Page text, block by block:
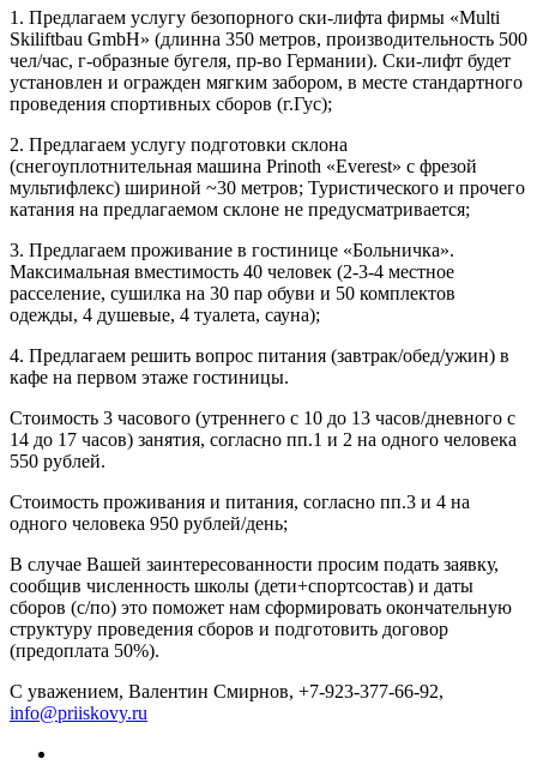
1. Предлагаем услугу безопорного ски-лифта фирмы «Multi
Skiliftbau GmbH» (длинна 350 метров, производительность 500
чел/час, г-образные бугеля, пр-во Германии). Ски-лифт будет
установлен и огражден мягким забором, в месте стандартного
проведения спортивных сборов (г.Гус);
2. Предлагаем услугу подготовки склона
(снегоуплотнительная машина Prinoth «Everest» с фрезой
мультифлекс) шириной ~30 метров; Туристического и прочего
катания на предлагаемом склоне не предусматривается;
3. Предлагаем проживание в гостинице «Больничка».
Максимальная вместимость 40 человек (2-3-4 местное
расселение, сушилка на 30 пар обуви и 50 комплектов
одежды, 4 душевые, 4 туалета, сауна);
4. Предлагаем решить вопрос питания (завтрак/обед/ужин) в
кафе на первом этаже гостиницы.
Стоимость 3 часового (утреннего с 10 до 13 часов/дневного с
14 до 17 часов) занятия, согласно пп.1 и 2 на одного человека
550 рублей.
Стоимость проживания и питания, согласно пп.3 и 4 на
одного человека 950 рублей/день;
В случае Вашей заинтересованности просим подать заявку,
сообщив численность школы (дети+спортсостав) и даты
сборов (с/по) это поможет нам сформировать окончательную
структуру проведения сборов и подготовить договор
(предоплата 50%).
С уважением, Валентин Смирнов, +7-923-377-66-92,
info@priiskovy.ru